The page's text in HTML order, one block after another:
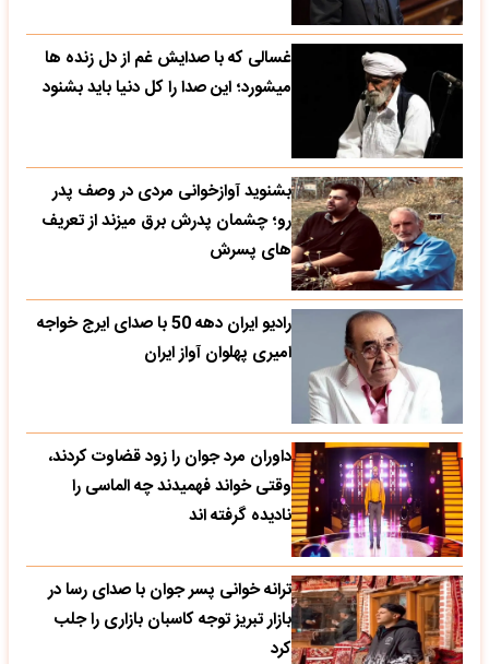
غسالی که با صدایش غم از دل زنده ها
میشورد؛ این صدا را کل دنیا باید بشنود
بشنوید آوازخوانی مردی در وصف پدر
رو؛ چشمان پدرش برق میزند از تعریف
های پسرش
رادیو ایران دهه 50 با صدای ایرج خواجه
امیری پهلوان آواز ایران
داوران مرد جوان را زود قضاوت کردند،
وقتی خواند فهمیدند چه الماسی را
نادیده گرفته اند
ترانه خوانی پسر جوان با صدای رسا در
بازار تبریز توجه کاسبان بازاری را جلب
کرد